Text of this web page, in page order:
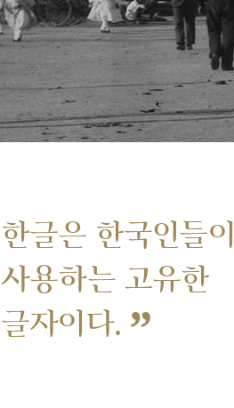
한글은 한국인들이
사용하는 고유한
글자이다. ”